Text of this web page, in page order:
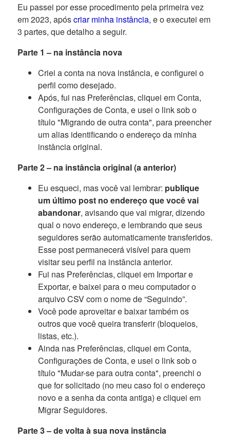
Eu passei por esse procedimento pela primeira vez
em 2023, apóscriar minha instância, e o executei em
3 partes, que detalho a seguir.
Parte 1 – na instância nova
Criei a conta na nova instância, e configurei o
perfil como desejado.
Após, fui nas Preferências, cliquei em Conta,
Configurações de Conta, e usei o link sob o
título "Migrando de outra conta", para preencher
um alias identificando o endereço da minha
instância original.
Parte 2 – na instância original (a anterior)
Eu esqueci, mas você vai lembrar: publique
um último post no endereço que você vai
abandonar, avisando que vai migrar, dizendo
qual o novo endereço, e lembrando que seus
seguidores serão automaticamente transferidos.
Esse post permanecerá visível para quem
visitar seu perfil na instância anterior.
Fui nas Preferências, cliquei em Importar e
Exportar, e baixei para o meu computador o
arquivo CSV com o nome de “Seguindo”.
Você pode aproveitar e baixar também os
outros que você queira transferir (bloqueios,
listas, etc.).
Ainda nas Preferências, cliquei em Conta,
Configurações de Conta, e usei o link sob o
título "Mudar-se para outra conta", preenchi o
que for solicitado (no meu caso foi o endereço
novo e a senha da conta antiga) e cliquei em
Migrar Seguidores.
Parte 3 – de volta à sua nova instância